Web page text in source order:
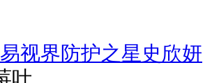
易视界防护之星史欣妍